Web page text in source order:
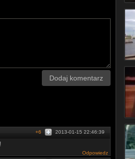
Dodaj komentarz
2013-01-15 22:46:39
+6
Odpowiedz